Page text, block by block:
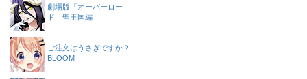
劇場版「オーバーロー
ド」聖王国編
ご注文はうさぎですか？
BLOOM